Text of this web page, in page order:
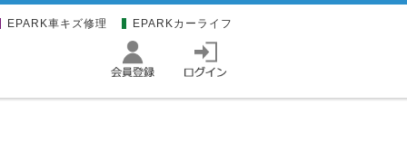
EPARK車キズ修理 EPARKカーライフ